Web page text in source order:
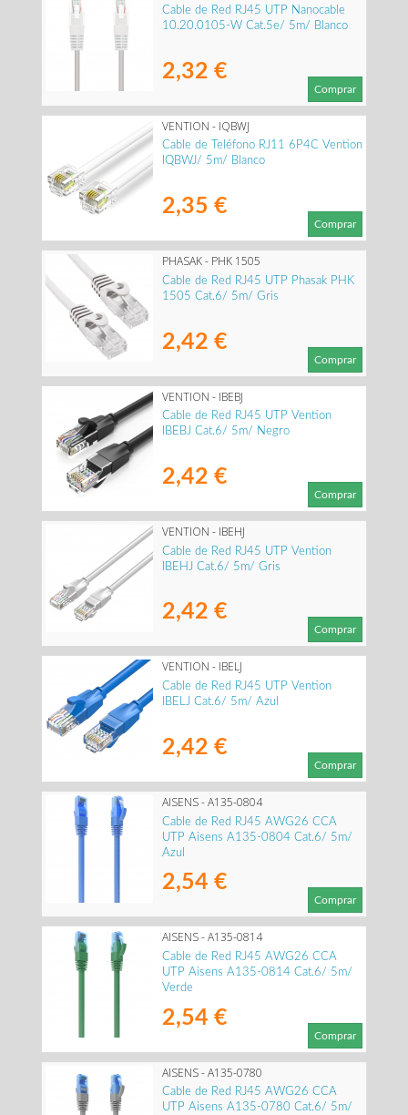
Cable de Red RJ45 UTP Nanocable
10.20.0105-W Cat.5e/ 5m/ Blanco
2,32 €
Comprar
VENTION - IQBWJ
Cable de Teléfono RJ11 6P4C Vention
IQBWJ/ 5m/ Blanco
2,35 €
Comprar
PHASAK - PHK 1505
Cable de Red RJ45 UTP Phasak PHK
1505 Cat.6/ 5m/ Gris
2,42 €
Comprar
VENTION - IBEBJ
Cable de Red RJ45 UTP Vention
IBEBJ Cat.6/ 5m/ Negro
2,42 €
Comprar
VENTION - IBEHJ
Cable de Red RJ45 UTP Vention
IBEHJ Cat.6/ 5m/ Gris
2,42 €
Comprar
VENTION - IBELJ
Cable de Red RJ45 UTP Vention
IBELJ Cat.6/ 5m/ Azul
2,42 €
Comprar
AISENS - A135-0804
Cable de Red RJ45 AWG26 CCA
UTP Aisens A135-0804 Cat.6/ 5m/
Azul
2,54 €
Comprar
AISENS - A135-0814
Cable de Red RJ45 AWG26 CCA
UTP Aisens A135-0814 Cat.6/ 5m/
Verde
2,54 €
Comprar
AISENS - A135-0780
Cable de Red RJ45 AWG26 CCA
UTP Aisens A135-0780 Cat.6/ 5m/